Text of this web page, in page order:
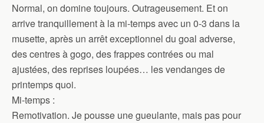
Normal, on domine toujours. Outrageusement. Et on
arrive tranquillement à la mi-temps avec un 0-3 dans la
musette, après un arrêt exceptionnel du goal adverse,
des centres à gogo, des frappes contrées ou mal
ajustées, des reprises loupées… les vendanges de
printemps quoi.
Mi-temps :
Remotivation. Je pousse une gueulante, mais pas pour